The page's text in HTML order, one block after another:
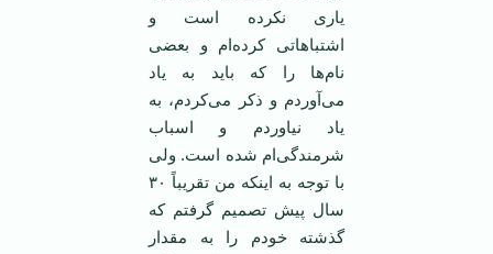
یاری نکرده است و
اشتباهاتی کرده‌ام و بعضی
نام‌ها را که باید به یاد
می‌آوردم و ذکر می‌کردم، به
یاد نیاوردم و اسباب
شرمندگی‌ام شده است. ولی
با توجه به اینکه من تقریباً ۳۰
سال پیش تصمیم گرفتم که
گذشته خودم را به مقدار